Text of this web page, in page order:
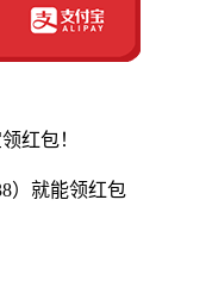
红包！
）就能领红包